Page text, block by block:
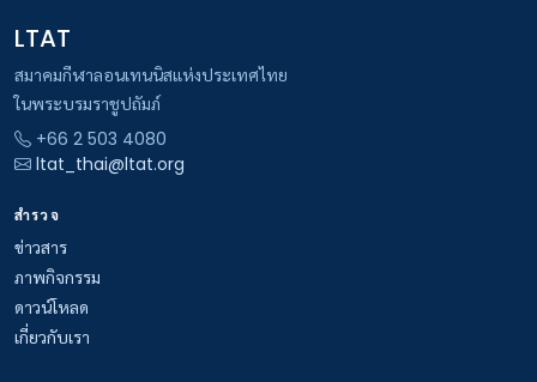
LTAT
สมาคมกีฬาลอนเทนนิสแห่งประเทศไทย
ในพระบรมราชูปถัมภ์
+66 2 503 4080
ltat_thai@ltat.org
สำรวจ
ข่าวสาร
ภาพกิจกรรม
ดาวน์โหลด
เกี่ยวกับเรา